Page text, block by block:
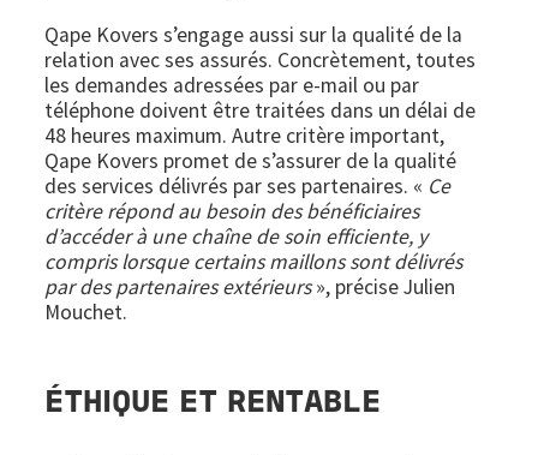
Qape Kovers s’engage aussi sur la qualité de la
relation avec ses assurés. Concrètement, toutes
les demandes adressées par e-mail ou par
téléphone doivent être traitées dans un délai de
48 heures maximum. Autre critère important,
Qape Kovers promet de s’assurer de la qualité
des services délivrés par ses partenaires. « Ce
critère répond au besoin des bénéficiaires
d’accéder à une chaîne de soin efficiente, y
compris lorsque certains maillons sont délivrés
par des partenaires extérieurs», précise Julien
Mouchet.
ÉTHIQUE ET RENTABLE